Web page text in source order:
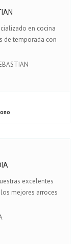
en cocina
de temporada con
excelentes
mejores arroces